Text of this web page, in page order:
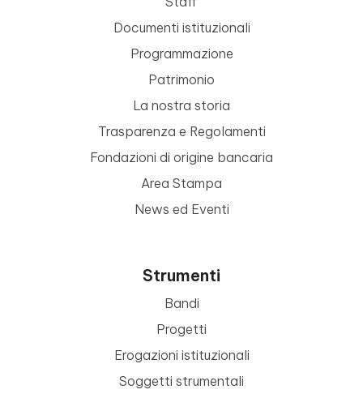
Documenti istituzionali
Programmazione
Patrimonio
La nostra storia
Trasparenza e Regolamenti
Fondazioni di origine bancaria
Area Stampa
News ed Eventi
Strumenti
Bandi
Progetti
Erogazioni istituzionali
Soggetti strumentali